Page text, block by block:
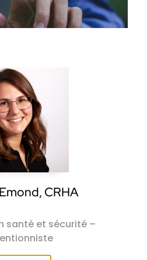
CRHA
santé et sécurité –